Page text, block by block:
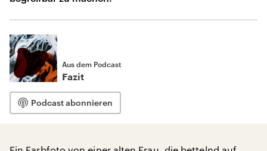
Aus dem Podcast
Fazit
Podcast abonnieren